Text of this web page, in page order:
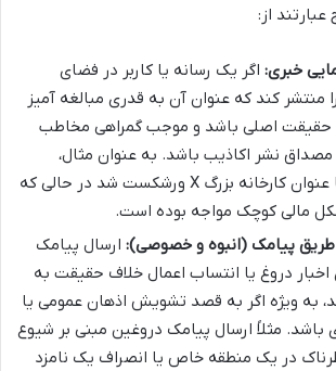
از:
خبری: اگر یک رسانه یا کاربر در فضای
منتشر کند که عنوان آن به قدری مبالغه آمیز
حقیقت اصلی باشد و موجب گمراهی مخاطب
مصداق نشر اکاذیب باشد. به عنوان مثال،
انتشار خبری با عنوان کارخانه بزرگ X ورشکست شد در حالی که
مالی کوچک مواجه بوده است.
طریق پیامک (انبوه و خصوصی): ارسال پیامک
دروغ یا انتساب اعمال خلاف حقیقت به
به ویژه اگر به قصد تشویش اذهان عمومی یا
باشد. مثلاً ارسال پیامک دروغین مبنی بر شیوع
در یک منطقه خاص یا انصراف یک نامزد